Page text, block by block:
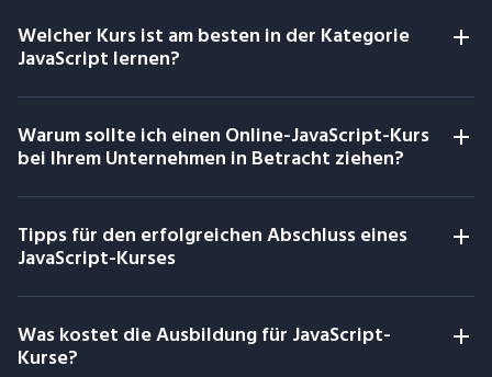
Welcher Kurs ist am besten in der Kategorie
JavaScript lernen?
Warum sollte ich einen Online-JavaScript-Kurs
bei Ihrem Unternehmen in Betracht ziehen?
Tipps für den erfolgreichen Abschluss eines
JavaScript-Kurses
Was kostet die Ausbildung für JavaScript-
Kurse?